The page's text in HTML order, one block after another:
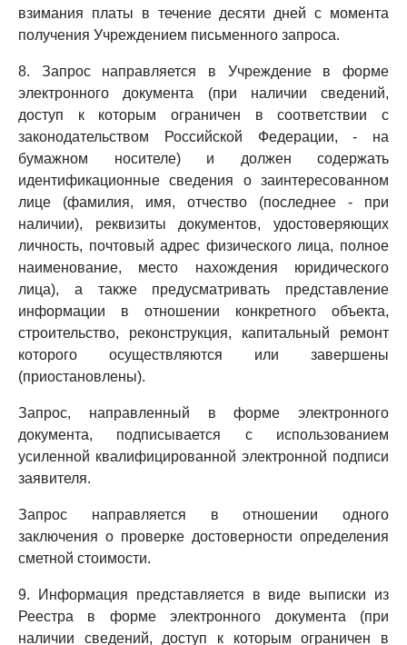
взимания платы в течение десяти дней с момента
получения Учреждением письменного запроса.
8. Запрос направляется в Учреждение в форме
электронного документа (при наличии сведений,
доступ к которым ограничен в соответствии с
законодательством Российской Федерации, - на
бумажном носителе) и должен содержать
идентификационные сведения о заинтересованном
лице (фамилия, имя, отчество (последнее - при
наличии), реквизиты документов, удостоверяющих
личность, почтовый адрес физического лица, полное
наименование, место нахождения юридического
лица), а также предусматривать представление
информации в отношении конкретного объекта,
строительство, реконструкция, капитальный ремонт
которого осуществляются или завершены
(приостановлены).
Запрос, направленный в форме электронного
документа, подписывается с использованием
усиленной квалифицированной электронной подписи
заявителя.
Запрос направляется в отношении одного
заключения о проверке достоверности определения
сметной стоимости.
9. Информация представляется в виде выписки из
Реестра в форме электронного документа (при
наличии сведений, доступ к которым ограничен в